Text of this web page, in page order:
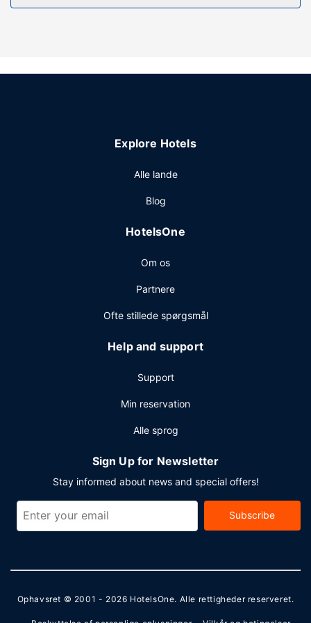
Explore Hotels
Alle lande
Blog
HotelsOne
Om os
Partnere
Ofte stillede spørgsmål
Help and support
Support
Min reservation
Alle sprog
Sign Up for Newsletter
Stay informed about news and special offers!
Subscribe
Ophavsret © 2001 - 2026 HotelsOne. Alle rettigheder reserveret.